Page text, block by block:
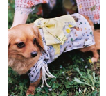
入荷待ち